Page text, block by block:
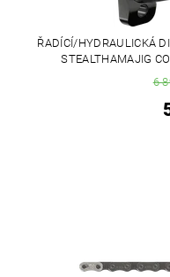
ŘADÍCÍ/HYDRAULICKÁ
STEALTHAMAJIG
6